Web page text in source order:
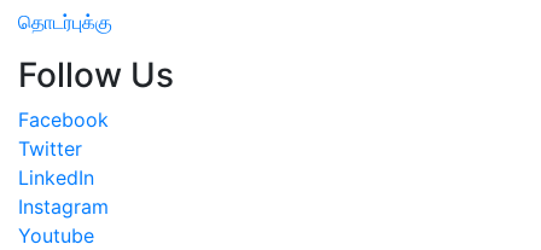
தொடர்புக்கு
Follow Us
Facebook
Twitter
LinkedIn
Instagram
Youtube